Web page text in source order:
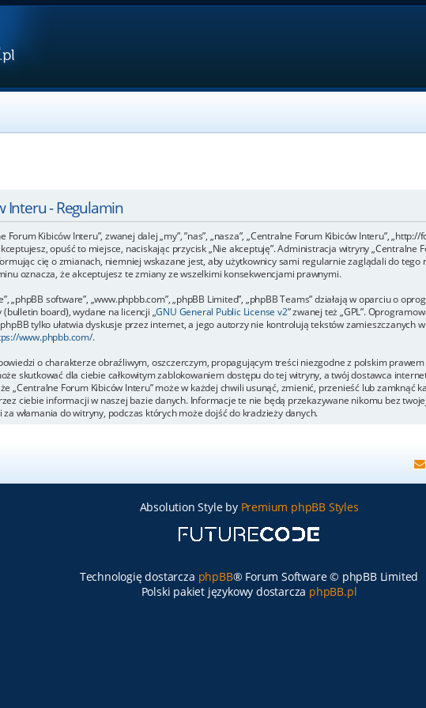
Interu - Regulamin
Kibiców Interu”, zwanej dalej „my”, ”nas”, „nasza”, „Centralne Forum Kibiców Interu”,
opuść to miejsce, naciskając przycisk „Nie akceptuję”. Administracja witryny „Centralne
cię o zmianach, niemniej wskazane jest, aby użytkownicy sami regularnie zaglądali do
oznacza, że akceptujesz te zmiany ze wszelkimi konsekwencjami prawnymi.
„phpBB software”, „www.phpbb.com”, „phpBB Limited”, „phpBB Teams” działają w oparciu o
board), wydane na licencji „GNU General Public License v2” zwanej też „GPL”.
tylko ułatwia dyskusje przez internet, a jego autorzy nie kontrolują tekstów zamieszczanych
www.phpbb.com/.
o charakterze obraźliwym, oszczerczym, propagującym treści niezgodne z polskim
skutkować dla ciebie całkowitym zablokowaniem dostępu do tej witryny, a twój dostawca
„Centralne Forum Kibiców Interu” może w każdej chwili usunąć, zmienić, przenieść lub zamknąć
ciebie informacji w naszej bazie danych. Informacje te nie będą przekazywane nikomu bez
włamania do witryny, podczas których może dojść do kradzieży danych.
Absolution Style by Premium phpBB Styles
Technologię dostarcza phpBB® Forum Software © phpBB Limited
Polski pakiet językowy dostarcza phpBB.pl